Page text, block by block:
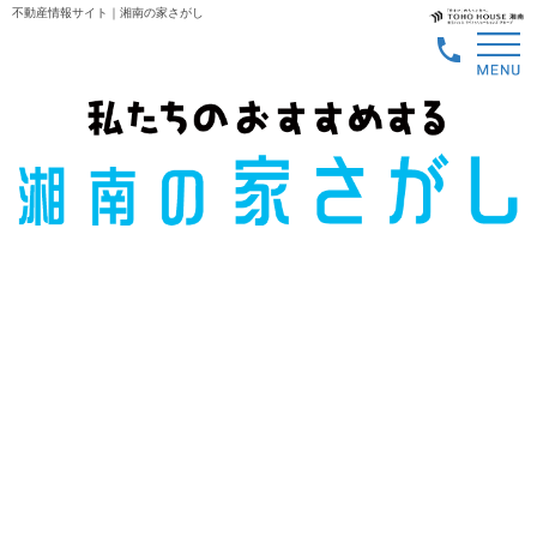
不動産情報サイト｜湘南の家さがし